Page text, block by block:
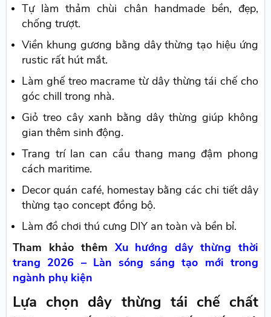
Tự làm thảm chùi chân handmade bền, đẹp,
chống trượt.
Viền khung gương bằng dây thừng tạo hiệu ứng
rustic rất hút mắt.
Làm ghế treo macrame từ dây thừng tái chế cho
góc chill trong nhà.
Giỏ treo cây xanh bằng dây thừng giúp không
gian thêm sinh động.
Trang trí lan can cầu thang mang đậm phong
cách maritime.
Decor quán café, homestay bằng các chi tiết dây
thừng tạo concept đồng bộ.
Làm đồ chơi thú cưng DIY an toàn và bền bỉ.
Tham khảo thêm Xu hướng dây thừng thời
trang 2026 – Làn sóng sáng tạo mới trong
ngành phụ kiện
Lựa chọn dây thừng tái chế chất